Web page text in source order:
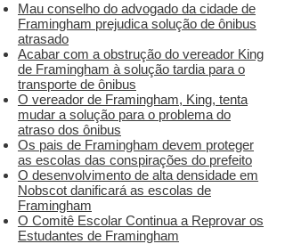
Mau conselho do advogado da cidade de
Framingham prejudica solução de ônibus
atrasado
Acabar com a obstrução do vereador King
de Framingham à solução tardia para o
transporte de ônibus
O vereador de Framingham, King, tenta
mudar a solução para o problema do
atraso dos ônibus
Os pais de Framingham devem proteger
as escolas das conspirações do prefeito
O desenvolvimento de alta densidade em
Nobscot danificará as escolas de
Framingham
O Comitê Escolar Continua a Reprovar os
Estudantes de Framingham